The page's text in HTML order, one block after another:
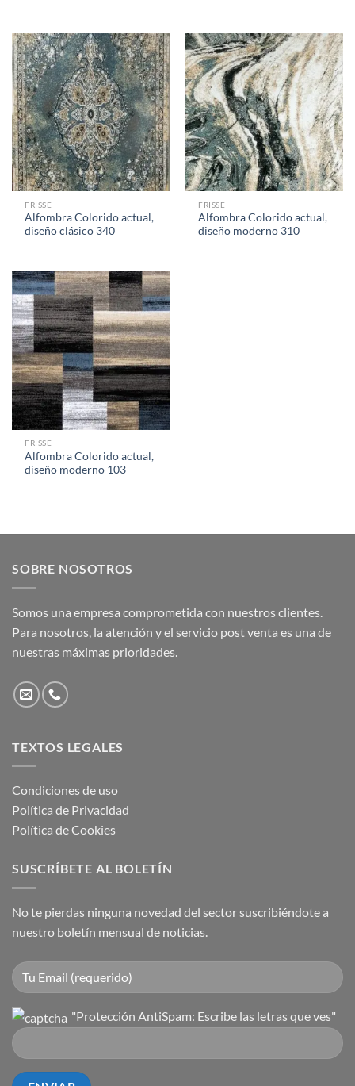
FRISSE
Alfombra Colorido actual,
diseño clásico 340
FRISSE
Alfombra Colorido actual,
diseño moderno 310
FRISSE
Alfombra Colorido actual,
diseño moderno 103
SOBRE NOSOTROS
Somos una empresa comprometida con nuestros clientes.
Para nosotros, la atención y el servicio post venta es una de
nuestras máximas prioridades.
TEXTOS LEGALES
Condiciones de uso
Política de Privacidad
Política de Cookies
SUSCRÍBETE AL BOLETÍN
No te pierdas ninguna novedad del sector suscribiéndote a
nuestro boletín mensual de noticias.
"Protección AntiSpam: Escribe las letras que ves"